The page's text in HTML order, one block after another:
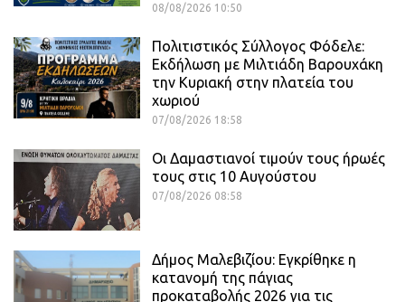
08/08/2026 10:50
Πολιτιστικός Σύλλογος Φόδελε:
Εκδήλωση με Μιλτιάδη Βαρουχάκη
την Κυριακή στην πλατεία του
χωριού
07/08/2026 18:58
Οι Δαμαστιανοί τιμούν τους ήρωές
τους στις 10 Αυγούστου
07/08/2026 08:58
Δήμος Μαλεβιζίου: Εγκρίθηκε η
κατανομή της πάγιας
προκαταβολής 2026 για τις